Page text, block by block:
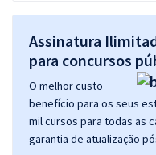
Assinatura
para concursos
O melhor custo
benefício para os seus
mil cursos para todas as
garantia de atualização